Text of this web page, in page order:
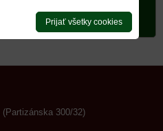
(Partizánska 300/32)
Prijať všetky cookies